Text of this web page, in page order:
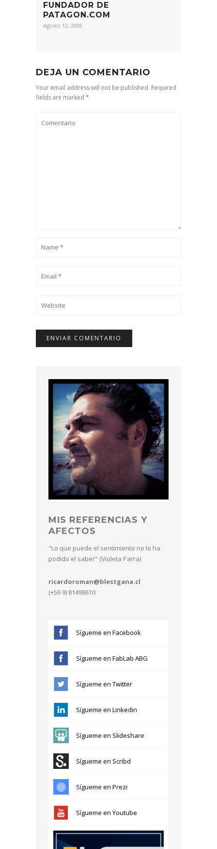
FUNDADOR DE
PATAGON.COM
Agosto 12, 2008
DEJA UN COMENTARIO
Your email address will not be published. Required
fields are marked *
MIS REFERENCIAS Y
AFECTOS
"Lo que puede el sentimiento no lo ha
podido el saber" (Violeta Parra)
ricardoroman@blestgana.cl
(+56 9) 81498610
Sígueme en Facebook
Sígueme en FabLab ABG
Sígueme en Twitter
Sígueme en Linkedin
Sígueme en Slideshare
Sígueme en Scribd
Sígueme en Prezi
Sígueme en Youtube